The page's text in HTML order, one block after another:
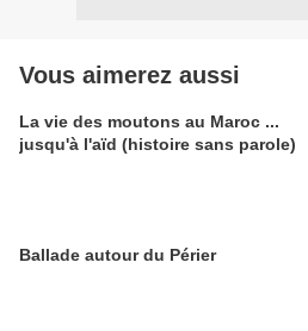
Vous aimerez aussi
La vie des moutons au Maroc ...
jusqu'à l'aïd (histoire sans parole)
Ballade autour du Périer